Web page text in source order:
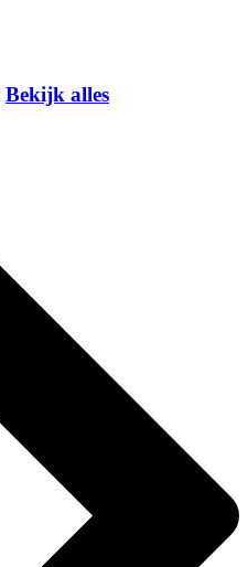
Bekijk alles